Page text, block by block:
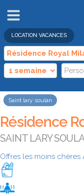
LOCATION VACANCES
Saint lary soulan
Résidence
SAINT LARY
Offres les moins chères